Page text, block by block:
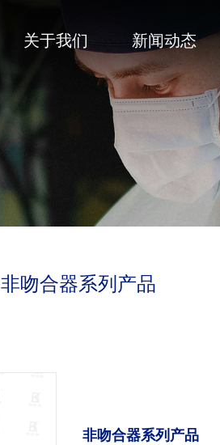
关于我们 新闻动态
非吻合器系列产品
非吻合器系列产品